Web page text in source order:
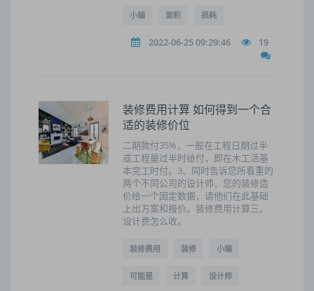
小编 面积 损耗
2022-06-25 09:29:46 19
装修费用计算 如何得到一个合
适的装修价位
二期款付35%，一般在工程日期过半
或工程量过半时给付，即在木工活基
本完工时付。3、同时告诉您所看重的
两个不同公司的设计师，您的装修造
价给一个固定数据，请他们在此基础
上出方案和报价。装修费用计算三、
设计费怎么收。
装修费用 装修 小编
可能是 计算 设计师